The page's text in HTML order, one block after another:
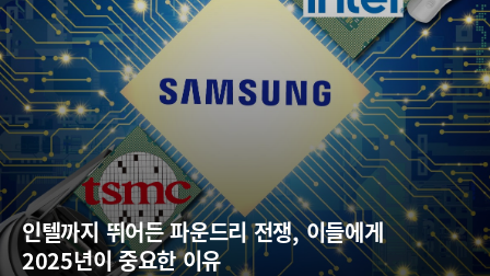
인텔까지 뛰어든 파운드리 전쟁, 이들에게
2025년이 중요한 이유